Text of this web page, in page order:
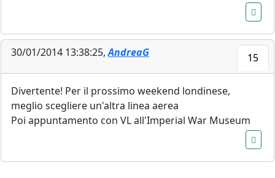
30/01/2014 13:38:25,AndreaG 15
Divertente! Per il prossimo weekend londinese,
meglio scegliere un'altra linea aerea
Poi appuntamento con VL all'Imperial War Museum